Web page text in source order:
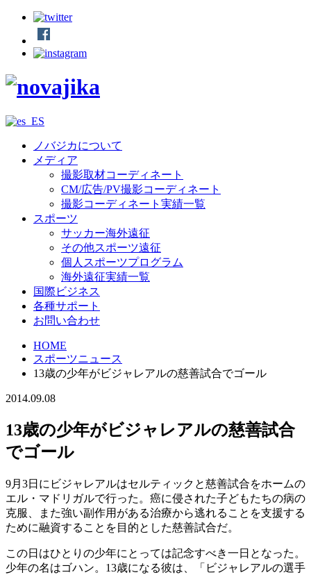
ノバジカについて
メディア
撮影取材コーディネート
CM/広告/PV撮影コーディネート
撮影コーディネート実績一覧
スポーツ
サッカー海外遠征
その他スポーツ遠征
個人スポーツプログラム
海外遠征実績一覧
国際ビジネス
各種サポート
お問い合わせ
HOME
スポーツニュース
13歳の少年がビジャレアルの慈善試合でゴール
2014.09.08
13歳の少年がビジャレアルの慈善試合
でゴール
9月3日にビジャレアルはセルティックと慈善試合をホームの
エル・マドリガルで行った。癌に侵された子どもたちの病の
克服、また強い副作用がある治療から逃れることを支援する
ために融資することを目的とした慈善試合だ。
この日はひとりの少年にとっては記念すべき一日となった。
少年の名はゴハン。13歳になる彼は、「ビジャレアルの選手